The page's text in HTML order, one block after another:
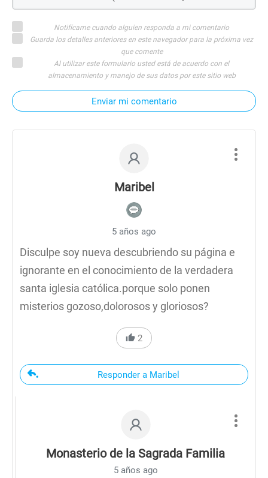
Notifícame cuando alguien responda a mi comentario
Guarda los detalles anteriores en este navegador para la próxima vez
que comente
Al utilizar este formulario usted está de acuerdo con el
almacenamiento y manejo de sus datos por este sitio web
Enviar mi comentario
Maribel
5 años ago
Disculpe soy nueva descubriendo su página e
ignorante en el conocimiento de la verdadera
santa iglesia católica.porque solo ponen
misterios gozoso,dolorosos y gloriosos?
2
Responder a Maribel
Monasterio de la Sagrada Familia
5 años ago